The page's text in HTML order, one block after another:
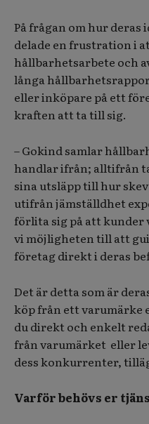
På frågan om hur
delade en frustration i
hållbarhetsarbete och
långa
eller inköpare på ett
kraften att ta till sig.
– Gokind samlar
handlar ifrån; alltifrån
sina utsläpp till hur
utifrån jämställdhet
förlita sig på att kunder
vi möjligheten till att
företag direkt i deras
Det är detta som är
köp från ett varumärke
du direkt och enkelt
från varumärket eller
dess konkurrenter,
Varför behövs er